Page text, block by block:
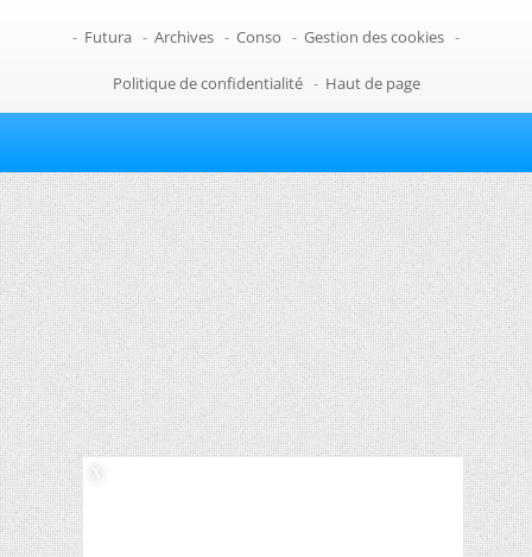
- Futura - Archives - Conso - Gestion des cookies -
Politique de confidentialité - Haut de page